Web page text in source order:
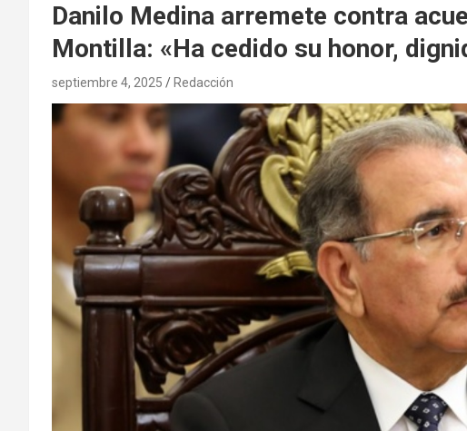
Danilo Medina arremete contra
Montilla: «Ha cedido su honor,
septiembre 4, 2025 Redacción